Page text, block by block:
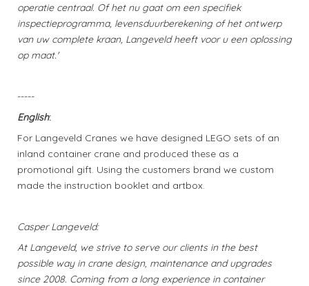
operatie centraal. Of het nu gaat om een ​​specifiek
inspectieprogramma, levensduurberekening of het ontwerp
van uw complete kraan, Langeveld heeft voor u een oplossing
op maat.'
-----
English:
For Langeveld Cranes we have designed LEGO sets of an
inland container crane and produced these as a
promotional gift. Using the customers brand we custom
made the instruction booklet and artbox.
Casper Langeveld:
At Langeveld, we strive to serve our clients in the best
possible way in crane design, maintenance and upgrades
since 2008. Coming from a long experience in container